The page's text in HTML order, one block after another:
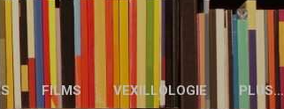
FILMS VEXILLOLOGIE PLUS…